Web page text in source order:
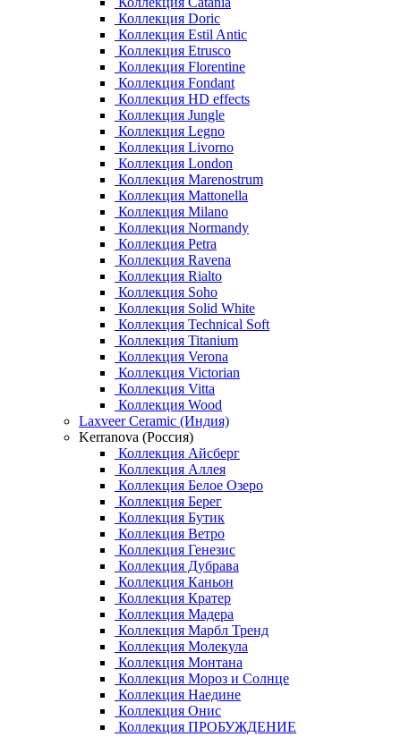
Коллекция Doric
Коллекция Estil Antic
Коллекция Etrusco
Коллекция Florentine
Коллекция Fondant
Коллекция HD effects
Коллекция Jungle
Коллекция Legno
Коллекция Livorno
Коллекция London
Коллекция Marenostrum
Коллекция Mattonella
Коллекция Milano
Коллекция Normandy
Коллекция Petra
Коллекция Ravena
Коллекция Rialto
Коллекция Soho
Коллекция Solid White
Коллекция Technical Soft
Коллекция Titanium
Коллекция Verona
Коллекция Victorian
Коллекция Vitta
Коллекция Wood
Laxveer Ceramic (Индия)
Kerranova (Россия)
Коллекция Айсберг
Коллекция Аллея
Коллекция Белое Озеро
Коллекция Берег
Коллекция Бутик
Коллекция Ветро
Коллекция Генезис
Коллекция Дубрава
Коллекция Каньон
Коллекция Кратер
Коллекция Мадера
Коллекция Марбл Тренд
Коллекция Молекула
Коллекция Монтана
Коллекция Мороз и Солнце
Коллекция Наедине
Коллекция Онис
Коллекция ПРОБУЖДЕНИЕ